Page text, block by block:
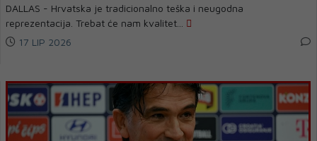
DALLAS - Hrvatska je tradicionalno teška i neugodna
reprezentacija. Trebat će nam kvalitet...
17 LIP 2026